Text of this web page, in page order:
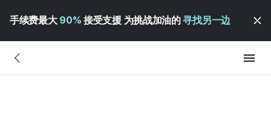
手续费最大 90% 接受支援 为挑战加油的寻找另一边